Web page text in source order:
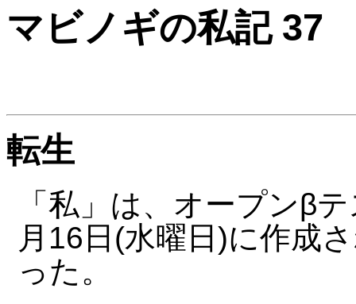
マビノギの私記 37
転生
「私」は、オープンβ
月16日(水曜日)に作成
った。